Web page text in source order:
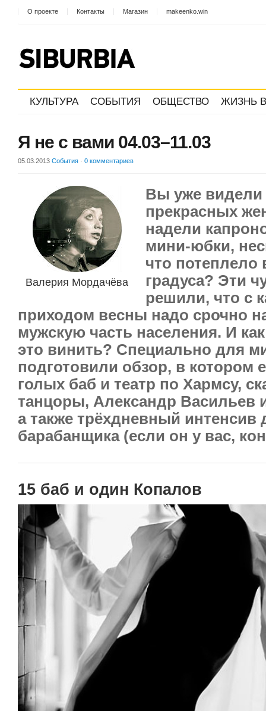
О проекте Контакты Магазин makeenko.win
КУЛЬТУРА СОБЫТИЯ ОБЩЕСТВО ЖИЗНЬ
Я не с вами 04.03–11.03
05.03.2013 События · 0 комментариев
Валерия Мордачёва
Вы уже видели
прекрасных
надели
мини-юбки,
что потеплело
градуса? Эти
решили, что с
приходом весны надо срочно
мужскую часть населения. И
это винить? Специально для
подготовили обзор, в котором
голых баб и театр по Хармсу,
танцоры, Александр Васильев
а также трёхдневный интенсив
барабанщика (если он у вас,
15 баб и один Копалов